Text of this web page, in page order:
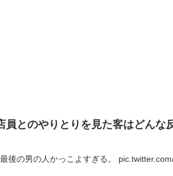
とのやりとりを見た客はどんな
後の男の人かっこよすぎる。